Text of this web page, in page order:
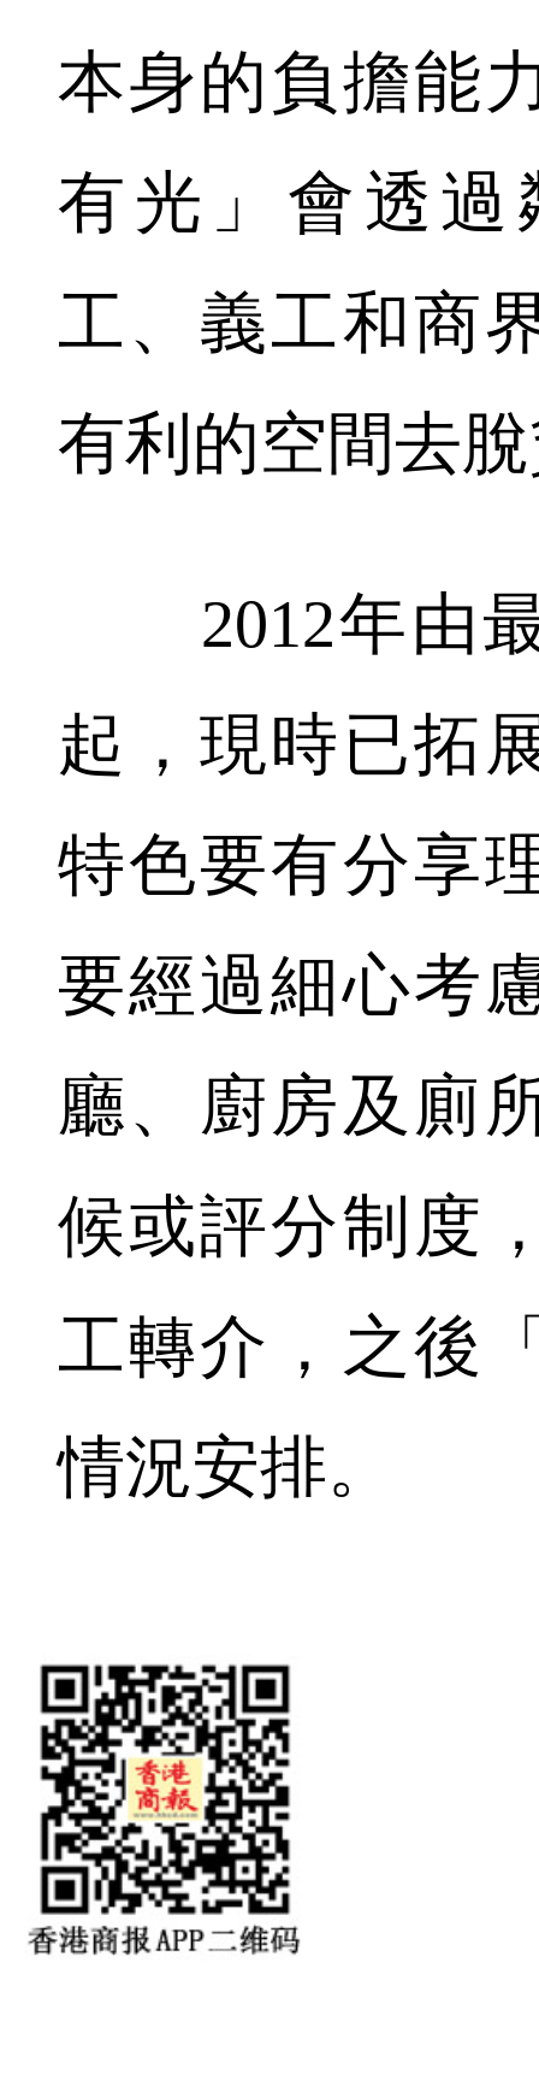
本身的負擔能
有光」會透
工、義工和商
有利的空間去
2012年由最
起，現時已拓
特色要有分享
要經過細心考
廳、廚房及廁
候或評分制度
工轉介，之後
情況安排。